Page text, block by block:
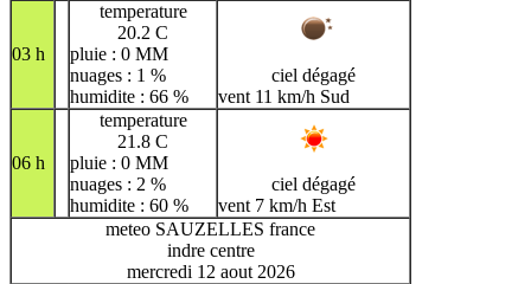
03 h
temperature
20.2 C
pluie : 0 MM
nuages : 1 %
humidite : 66 %
ciel dégagé
vent 11 km/h Sud
06 h
temperature
21.8 C
pluie : 0 MM
nuages : 2 %
humidite : 60 %
ciel dégagé
vent 7 km/h Est
meteo SAUZELLES france
indre centre
mercredi 12 aout 2026